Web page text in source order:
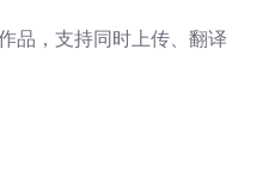
品，支持同时上传、翻译